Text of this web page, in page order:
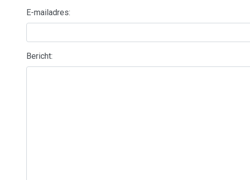
E-mailadres:
Bericht: